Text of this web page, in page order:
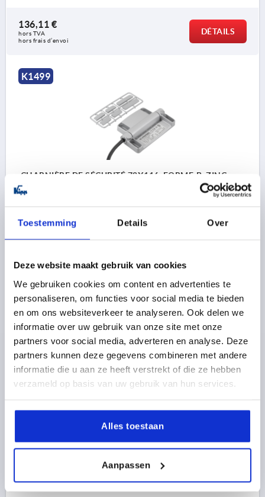
Toestemming Details Over
Deze website maakt gebruik van cookies
We gebruiken cookies om content en advertenties te
personaliseren, om functies voor social media te bieden
en om ons websiteverkeer te analyseren. Ook delen we
informatie over uw gebruik van onze site met onze
partners voor social media, adverteren en analyse. Deze
partners kunnen deze gegevens combineren met andere
informatie die u aan ze heeft verstrekt of die ze hebben
verzameld op basis van uw gebruik van hun services.
Alles toestaan
Aanpassen
136,11 €
hors TVA
hors frais d’envoi
DÉTAILS
K1499
CHARNIÈRE DE SÉCURITÉ 78X116, FORME:B, ZINC,
COMP:PLASTIQUE, MONTAGE EXTÉRIEUR, CÂBLE EN
DÉSIGNATION=CHARNIÈRE DE SÉCURITÉ
PRÉRÉGLAGE=MONTAGE EXTÉRIEUR
POSITION DE RACCORDEMENT=EN BAS
Référence: K1499.781161121
136,11 €
hors frais d’envoi
DÉTAILS